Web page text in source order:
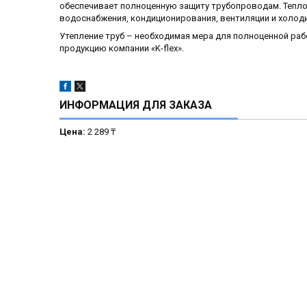
обеспечивает полноценную защиту трубопроводам.
водоснабжения, кондиционирования, вентиляции и
Утепление труб – необходимая мера для полноценной
продукцию компании «K-flex».
ИНФОРМАЦИЯ ДЛЯ ЗАКАЗА
Цена: 2 289 ₸